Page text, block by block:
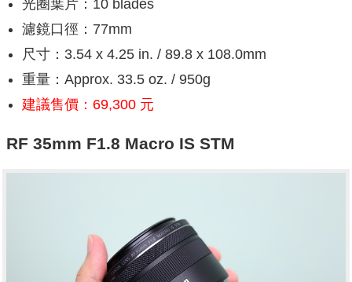
光圈葉片：10 blades
濾鏡口徑：77mm
尺寸：3.54 x 4.25 in. / 89.8 x 108.0mm
重量：Approx. 33.5 oz. / 950g
建議售價：69,300 元
RF 35mm F1.8 Macro IS STM